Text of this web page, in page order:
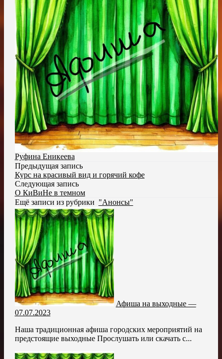
Руфина Еникеева
Предыдущая запись
Курс на красивый вид и горячий кофе
Следующая запись
О КиВиНе в темном
Ещё записи из рубрики "Анонсы"
Афиша на выходные —
07.07.2023
Наша традиционная афиша городских мероприятий на
предстоящие выходные Прослушать или скачать с...